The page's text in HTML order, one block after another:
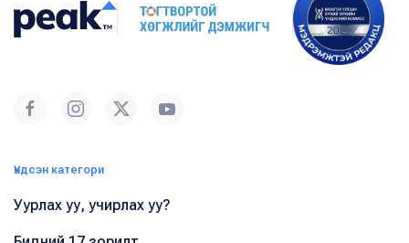
Үндсэн категори
Уурлах уу, учирлах уу?